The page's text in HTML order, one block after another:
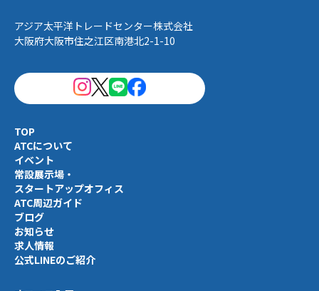
アジア太平洋トレードセンター株式会社
大阪府大阪市住之江区南港北2-1-10
TOP
ATCについて
イベント
常設展示場・
スタートアップオフィス
ATC周辺ガイド
ブログ
お知らせ
求人情報
公式LINEのご紹介